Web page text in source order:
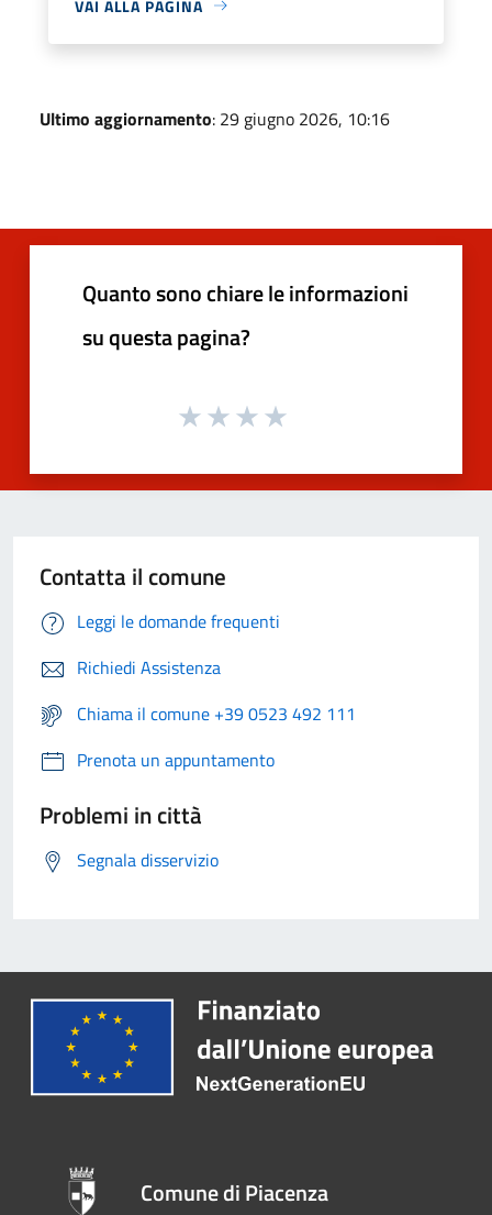
VAI ALLA PAGINA
Ultimo aggiornamento: 29 giugno 2026, 10:16
Quanto sono chiare le informazioni
su questa pagina?
Contatta il comune
Leggi le domande frequenti
Richiedi Assistenza
Chiama il comune +39 0523 492 111
Prenota un appuntamento
Problemi in città
Segnala disservizio
Comune di Piacenza